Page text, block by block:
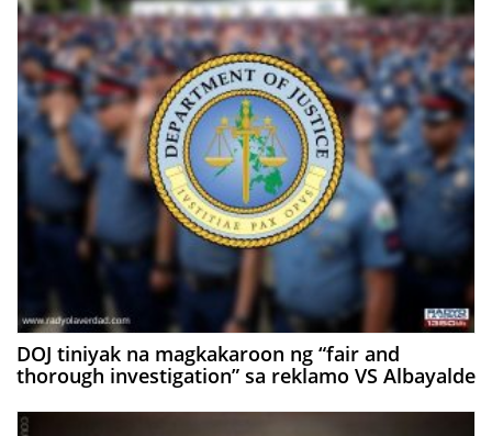
DOJ tiniyak na magkakaroon ng “fair and
thorough investigation” sa reklamo VS Albayalde